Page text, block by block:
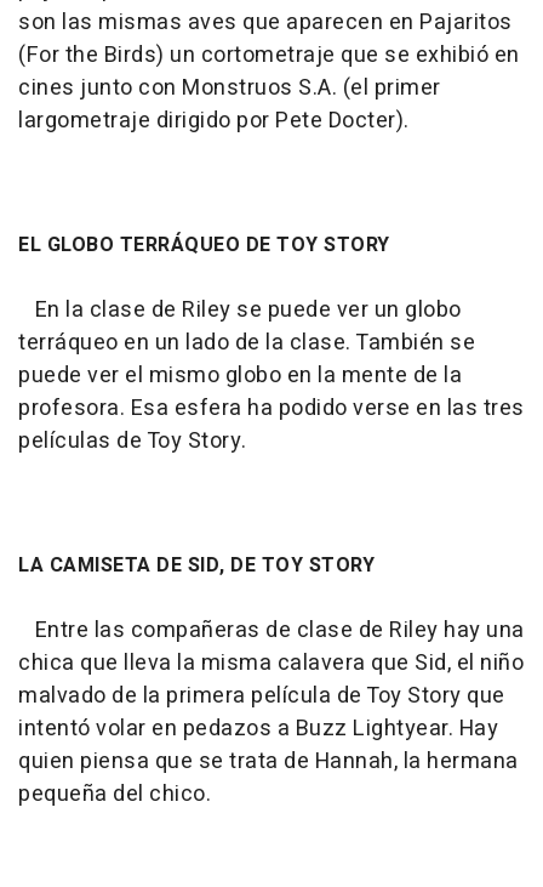
son las mismas aves que aparecen en Pajaritos
(For the Birds) un cortometraje que se exhibió en
cines junto con Monstruos S.A. (el primer
largometraje dirigido por Pete Docter).
EL GLOBO TERRÁQUEO DE TOY STORY
En la clase de Riley se puede ver un globo
terráqueo en un lado de la clase. También se
puede ver el mismo globo en la mente de la
profesora. Esa esfera ha podido verse en las tres
películas de Toy Story.
LA CAMISETA DE SID, DE TOY STORY
Entre las compañeras de clase de Riley hay una
chica que lleva la misma calavera que Sid, el niño
malvado de la primera película de Toy Story que
intentó volar en pedazos a Buzz Lightyear. Hay
quien piensa que se trata de Hannah, la hermana
pequeña del chico.